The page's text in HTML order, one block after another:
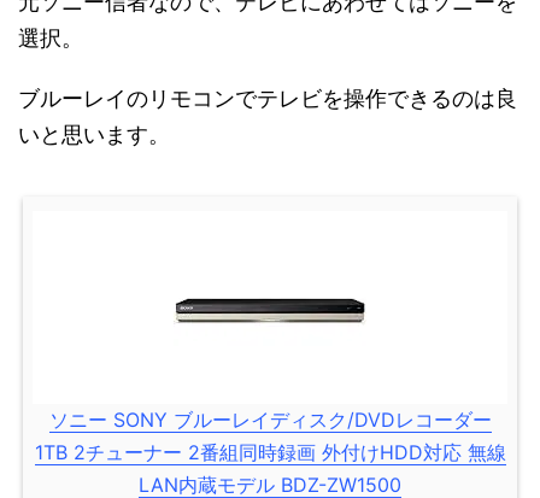
選択。
ブルーレイのリモコンでテレビを操作できるのは良
いと思います。
ソニー SONY ブルーレイディスク/DVDレコーダー
1TB 2チューナー 2番組同時録画 外付けHDD対応 無線
LAN内蔵モデル BDZ-ZW1500